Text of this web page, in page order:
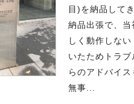
目)を納品して
納品出張で、
しく動作しな
いたためトラ
らのアドバイ
無事...